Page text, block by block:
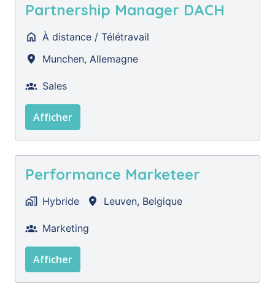
Partnership Manager DACH
À distance / Télétravail
Munchen, Allemagne
Sales
Afficher
Performance Marketeer
Hybride Leuven, Belgique
Marketing
Afficher